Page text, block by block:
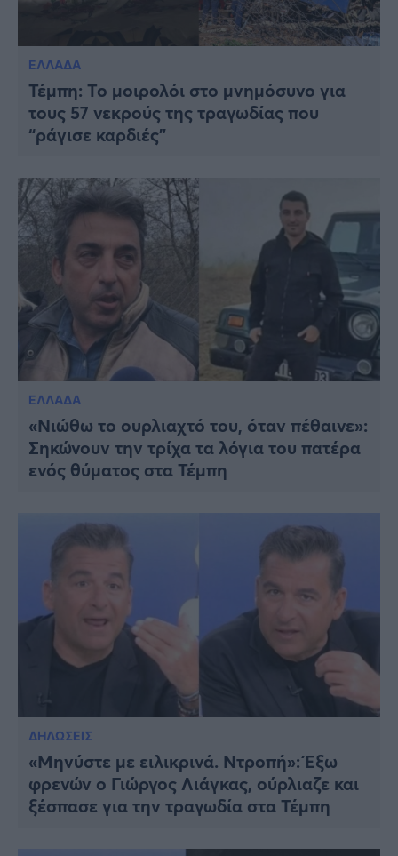
ΕΛΛΑΔΑ
Τέμπη: Το μοιρολόι στο μνημόσυνο για
τους 57 νεκρούς της τραγωδίας που
“ράγισε καρδιές”
ΕΛΛΑΔΑ
«Νιώθω το ουρλιαχτό του, όταν πέθαινε»:
Σηκώνουν την τρίχα τα λόγια του πατέρα
ενός θύματος στα Τέμπη
ΔΗΛΩΣΕΙΣ
«Μηνύστε με ειλικρινά. Ντροπή»: Έξω
φρενών ο Γιώργος Λιάγκας, ούρλιαζε και
ξέσπασε για την τραγωδία στα Τέμπη